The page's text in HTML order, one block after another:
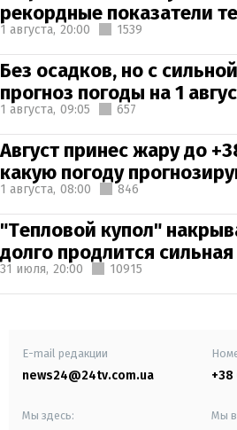
рекордные показатели
1 августа, 20:00 1539
Без осадков, но с
прогноз погоды на 1
1 августа, 09:05 657
Август принес жару до
какую погоду
1 августа, 08:00 846
"Тепловой купол"
долго продлится
31 июля, 20:00 10915
E-mail редакции
news24@24tv.com.ua +38
Мы здесь: Мы в